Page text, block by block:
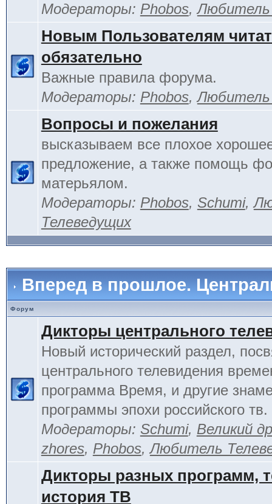
Модераторы: Phobos,Любитель
Новым Пользователям
обязательно
Важные правила форума.
Модераторы: Phobos,Любитель
Вопросы и пожелания
высказываем все плохое
предложение, а также помощь
матерьялом.
Модераторы: Phobos, Schumi,
Телеведущих
Вперед в прошлое.
Форум
Дикторы центрального
Новый исторический раздел,
центрального телевидения
программа Время, и другие
программы эпохи российского тв.
Модераторы: Schumi, Великий
zhores, Phobos,Любитель
Дикторы разных программ,
история ТВ